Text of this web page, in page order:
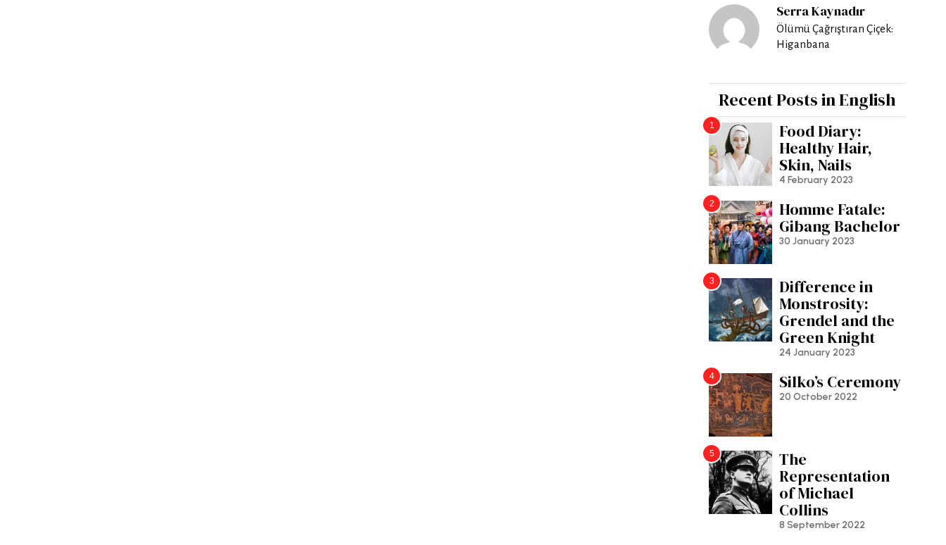
Serra Kaynadır
Ölümü Çağrıştıran Çiçek:
Higanbana
Recent Posts in English
1
Food Diary:
Healthy Hair,
Skin, Nails
4 February 2023
2
Homme Fatale:
Gibang Bachelor
30 January 2023
3
Difference in
Monstrosity:
Grendel and the
Green Knight
24 January 2023
4 Silko’s Ceremony
20 October 2022
5
The
Representation
of Michael
Collins
8 September 2022